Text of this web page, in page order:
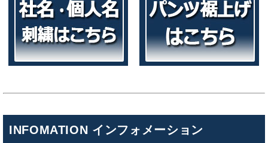
INFOMATION インフォメーション